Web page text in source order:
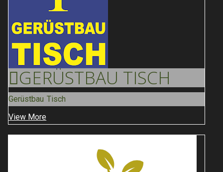
GERÜSTBAU TISCH
Gerüstbau Tisch
View More